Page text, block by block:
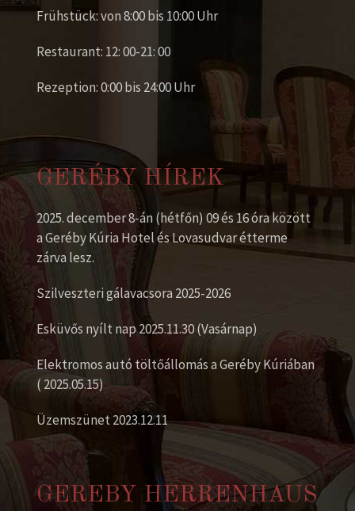
Frühstück: von 8:00 bis 10:00 Uhr
Restaurant: 12: 00-21: 00
Rezeption: 0:00 bis 24:00 Uhr
GERÉBY HÍREK
2025. december 8-án (hétfőn) 09 és 16 óra között
a Geréby Kúria Hotel és Lovasudvar étterme
zárva lesz.
Szilveszteri gálavacsora 2025-2026
Esküvős nyílt nap 2025.11.30 (Vasárnap)
Elektromos autó töltőállomás a Geréby Kúriában
( 2025.05.15)
Üzemszünet 2023.12.11
GEREBY HERRENHAUS